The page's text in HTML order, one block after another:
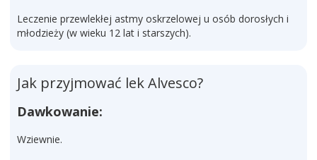
Leczenie przewlekłej astmy oskrzelowej u osób dorosłych i
młodzieży (w wieku 12 lat i starszych).
Jak przyjmować lek Alvesco?
Dawkowanie:
Wziewnie.